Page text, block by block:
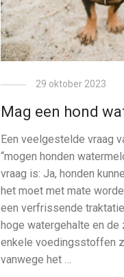
29 oktober 2023
Mag een hond
Een veelgestelde vraag
“mogen honden
vraag is: Ja, honden
het moet met mate
een verfrissende
hoge watergehalte en
enkele voedingsstoffen
vanwege het …